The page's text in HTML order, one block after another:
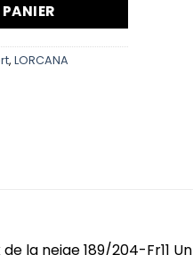
, LORCANA
la neige 189/204-Fr11 Un